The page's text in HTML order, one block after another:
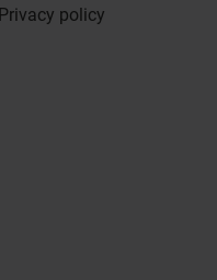
Privacy policy